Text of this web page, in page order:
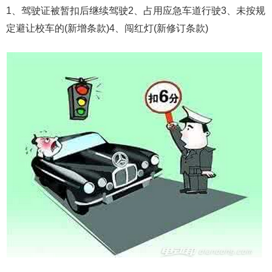
1、驾驶证被暂扣后继续驾驶2、占用应急车道行驶3、未按规
定避让校车的(新增条款)4、闯红灯(新修订条款)